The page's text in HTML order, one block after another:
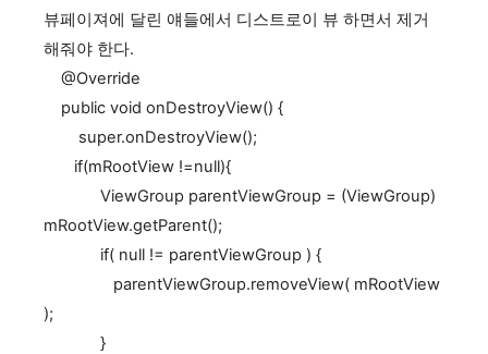
뷰페이져에 달린 얘들에서 디스트로이 뷰 하면서 제거
해줘야 한다.
@Override
public void onDestroyView() {
super.onDestroyView();
if(mRootView !=null){
ViewGroup parentViewGroup = (ViewGroup)
mRootView.getParent();
if( null != parentViewGroup ) {
parentViewGroup.removeView( mRootView
);
}